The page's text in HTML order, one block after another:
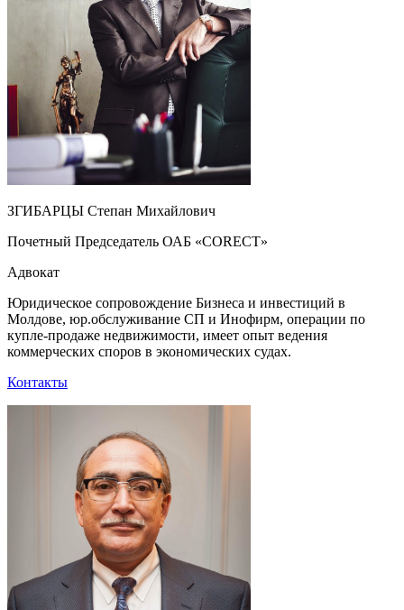
ЗГИБАРЦЫ Степан Михайлович
Почетный Председатель ОАБ «CORECT»
Адвокат
Юридическое сопровождение Бизнеса и инвестиций в
Молдове, юр.обслуживание СП и Инофирм, операции по
купле-продаже недвижимости, имеет опыт ведения
коммерческих споров в экономических судах.
Контакты